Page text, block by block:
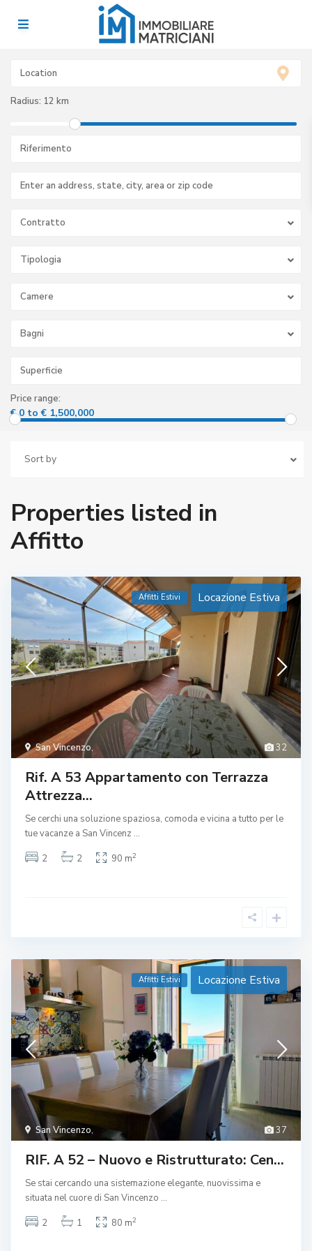
Radius: 12 km
Contratto
Tipologia
Camere
Bagni
Price range:
€ 0 to € 1,500,000
Sort by
Properties listed in
Affitto
32
San Vincenzo,
Affitti Estivi Locazione Estiva
Rif. A 53 Appartamento con Terrazza
Attrezza...
Se cerchi una soluzione spaziosa, comoda e vicina a tutto per le
tue vacanze a San Vincenz ...
2
2 90 m2
37
San Vincenzo,
Affitti Estivi Locazione Estiva
RIF. A 52 – Nuovo e Ristrutturato: Cen...
Se stai cercando una sistemazione elegante, nuovissima e
situata nel cuore di San Vincenzo ...
2
1 80 m2